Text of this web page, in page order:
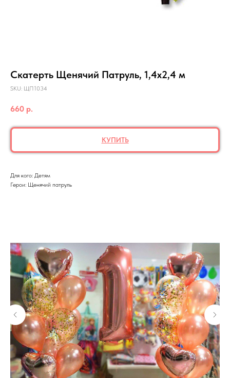
Скатерть Щенячий Патруль, 1,4х2,4 м
SKU: ЩП1034
660 р.
КУПИТЬ
Для кого: Детям
Герои: Щенячий патруль